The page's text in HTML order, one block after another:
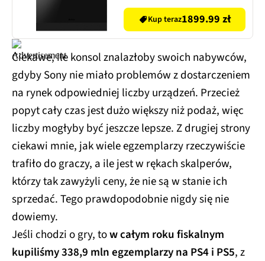
Kup teraz1899.99 zł
Ciekawe, ile konsol znalazłoby swoich nabywców,
gdyby Sony nie miało problemów z dostarczeniem
na rynek odpowiedniej liczby urządzeń. Przecież
popyt cały czas jest dużo większy niż podaż, więc
liczby mogłyby być jeszcze lepsze. Z drugiej strony
ciekawi mnie, jak wiele egzemplarzy rzeczywiście
trafiło do graczy, a ile jest w rękach skalperów,
którzy tak zawyżyli ceny, że nie są w stanie ich
sprzedać. Tego prawdopodobnie nigdy się nie
dowiemy.
Jeśli chodzi o gry, tow całym roku fiskalnym
kupiliśmy 338,9 mln egzemplarzy na PS4 i PS5, z